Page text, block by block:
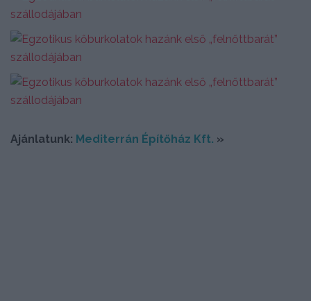
Ajánlatunk: Mediterrán Építőház Kft. »